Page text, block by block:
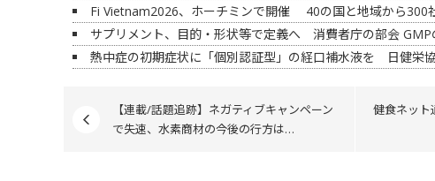
Fi Vietnam2026、ホーチミンで開催 40の国と地域から300
サプリメント、目的・形状等で定義へ 消費者庁の部会 GMP
熱中症の初期症状に「個別認証型」の経口補水液を 日健栄
【連載/話題追跡】ネガティブキャンペーン
で失速、水素商材の今後の行方は…
健食ネット